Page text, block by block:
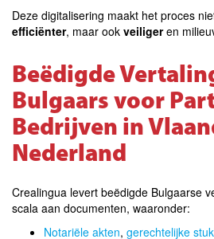
Deze digitalisering maakt het proces
efficiënter, maar ook veiligeren
Beëdigde
Bulgaars voor
Bedrijven in
Nederland
Crealingua levert beëdigde Bulgaarse
scala aan documenten, waaronder:
Notariële akten, gerechtelijke